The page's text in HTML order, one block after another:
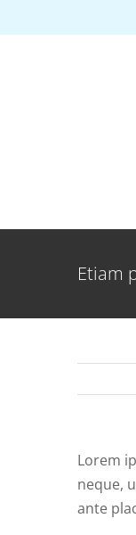
to
Etiam
Lorem
neque,
ante